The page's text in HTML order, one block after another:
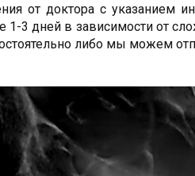
от доктора с указанием
1-3 дней в зависимости от
либо мы можем